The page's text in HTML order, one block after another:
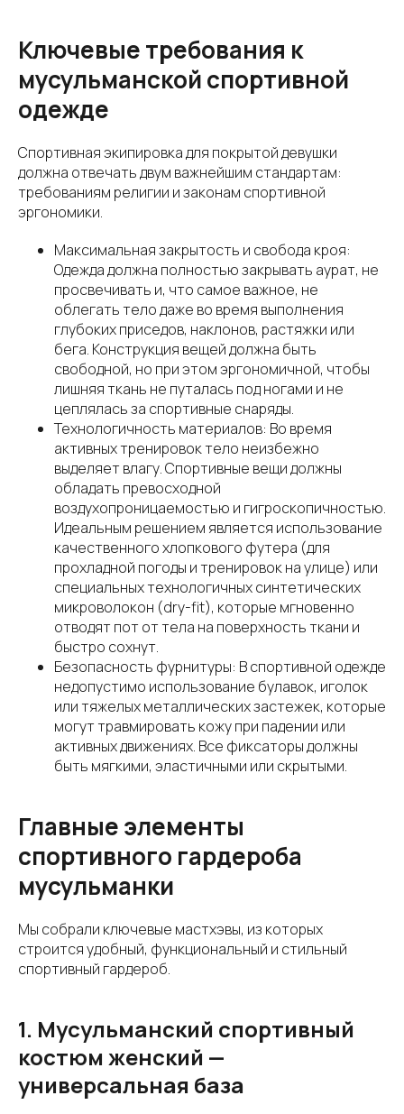
Ключевые требования к
мусульманской спортивной
одежде
Спортивная экипировка для покрытой девушки
должна отвечать двум важнейшим стандартам:
требованиям религии и законам спортивной
эргономики.
Максимальная закрытость и свобода кроя:
Одежда должна полностью закрывать аурат, не
просвечивать и, что самое важное, не
облегать тело даже во время выполнения
глубоких приседов, наклонов, растяжки или
бега. Конструкция вещей должна быть
свободной, но при этом эргономичной, чтобы
лишняя ткань не путалась под ногами и не
цеплялась за спортивные снаряды.
Технологичность материалов: Во время
активных тренировок тело неизбежно
выделяет влагу. Спортивные вещи должны
обладать превосходной
воздухопроницаемостью и гигроскопичностью.
Идеальным решением является использование
качественного хлопкового футера (для
прохладной погоды и тренировок на улице) или
специальных технологичных синтетических
микроволокон (dry-fit), которые мгновенно
отводят пот от тела на поверхность ткани и
быстро сохнут.
Безопасность фурнитуры: В спортивной одежде
недопустимо использование булавок, иголок
или тяжелых металлических застежек, которые
могут травмировать кожу при падении или
активных движениях. Все фиксаторы должны
быть мягкими, эластичными или скрытыми.
Главные элементы
спортивного гардероба
мусульманки
Мы собрали ключевые мастхэвы, из которых
строится удобный, функциональный и стильный
спортивный гардероб.
1. Мусульманский спортивный
костюм женский —
универсальная база